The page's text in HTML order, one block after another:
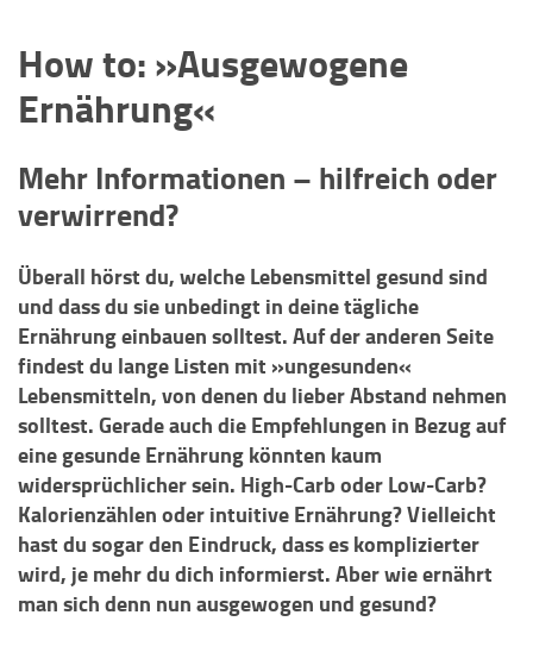
How to: »Ausgewogene
Ernährung«
Mehr Informationen – hilfreich oder
verwirrend?
Überall hörst du, welche Lebensmittel gesund sind
und dass du sie unbedingt in deine tägliche
Ernährung einbauen solltest. Auf der anderen Seite
findest du lange Listen mit »ungesunden«
Lebensmitteln, von denen du lieber Abstand nehmen
solltest. Gerade auch die Empfehlungen in Bezug auf
eine gesunde Ernährung könnten kaum
widersprüchlicher sein. High-Carb oder Low-Carb?
Kalorienzählen oder intuitive Ernährung? Vielleicht
hast du sogar den Eindruck, dass es komplizierter
wird, je mehr du dich informierst. Aber wie ernährt
man sich denn nun ausgewogen und gesund?